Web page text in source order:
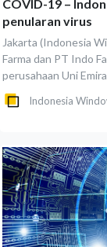
COVID-19 –
penularan virus
Jakarta (Indonesia
Farma dan PT Indo
perusahaan Uni
Indonesia